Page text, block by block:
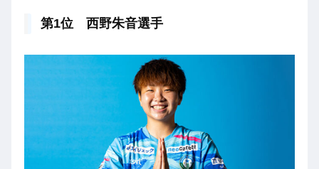
第1位 西野朱音選手